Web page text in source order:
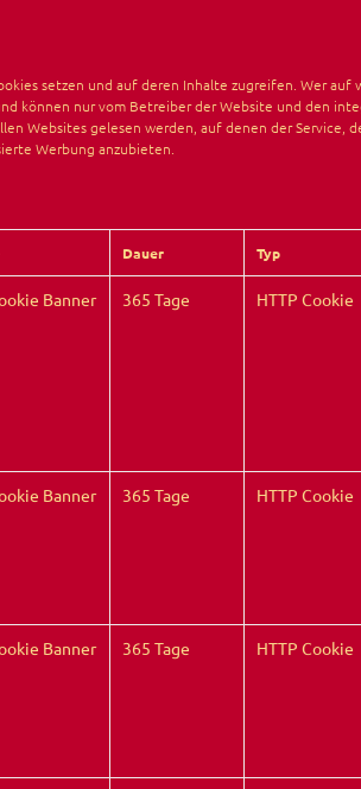
setzen und auf deren Inhalte zugreifen. Wer auf
können nur vom Betreiber der Website und den
Websites gelesen werden, auf denen der
Werbung anzubieten.
Dauer Typ
Banner 365 Tage HTTP Cookie
Banner 365 Tage HTTP Cookie
Banner 365 Tage HTTP Cookie